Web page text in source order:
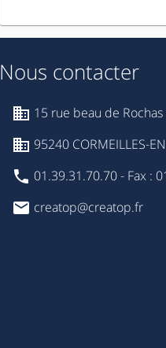
Nous contacter
15 rue beau de Rochas
95240 CORMEILLES-
01.39.31.70.70 - Fax :
creatop@creatop.fr